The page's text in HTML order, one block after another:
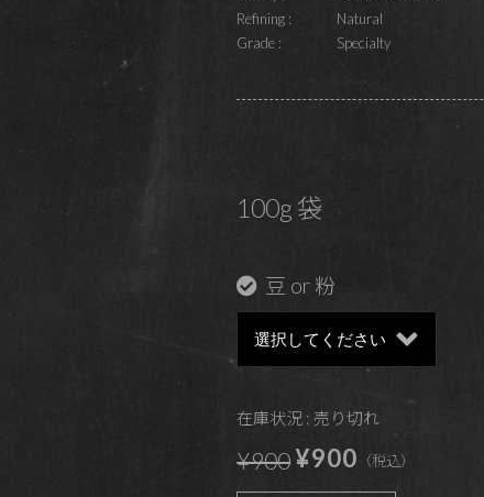
Refining :
Natural
Grade :
Specialty
100g 袋
豆 or 粉
在庫状況 : 売り切れ
¥900¥900 （税込）